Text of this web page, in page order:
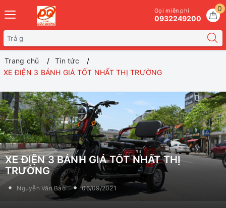
0
Gọi miễn phí
0932249200
Trang chủ
Tin tức
XE ĐIỆN 3 BÁNH GIÁ TỐT NHẤT THỊ TRƯỜNG
XE ĐIỆN 3 BÁNH GIÁ TỐT NHẤT THỊ
TRƯỜNG
Nguyễn Văn Bảo 06/09/2021